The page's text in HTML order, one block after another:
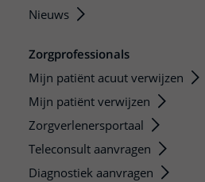
Nieuws
Zorgprofessionals
Mijn patiënt acuut verwijzen
Mijn patiënt verwijzen
Zorgverlenersportaal
Teleconsult aanvragen
Diagnostiek aanvragen